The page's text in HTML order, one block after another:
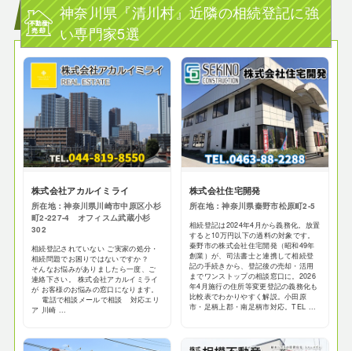
神奈川県『清川村』近隣の相続登記に強
い専門家5選
株式会社アカルイミライ
所在地：神奈川県川崎市中原区小杉
町2-227-4 オフィスム武蔵小杉
302
相続登記されていない ご実家の処分・
相続問題でお困りではないですか？
そんなお悩みがありましたら一度、ご
連絡下さい。 株式会社アカルイミライ
が お客様のお悩みの窓口になります。
電話で相談メールで相談 対応エリ
ア 川崎 ...
株式会社住宅開発
所在地：神奈川県秦野市松原町2-5
相続登記は2024年4月から義務化。放置
すると10万円以下の過料の対象です。
秦野市の株式会社住宅開発（昭和49年
創業）が、司法書士と連携して相続登
記の手続きから、登記後の売却・活用
までワンストップの相談窓口に。2026
年4月施行の住所等変更登記の義務化も
比較表でわかりやすく解説。小田原
市・足柄上郡・南足柄市対応。TEL ...